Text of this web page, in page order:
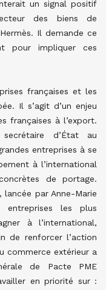
un signal positif
des biens de
Il demande ce
pour impliquer ces
françaises et les
Il s’agit d’un enjeu
françaises à l’export.
d’État au
entreprises à se
à l’international
de portage.
lancée par Anne-Marie
les plus
à l’international,
de renforcer l’action
commerce extérieur a
de Pacte PME
en priorité sur :